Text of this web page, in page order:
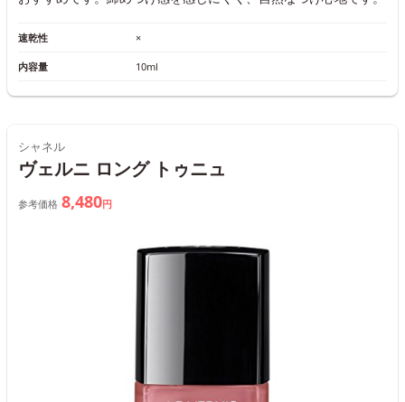
速乾性 ×
内容量 10ml
シャネル
ヴェルニ ロング トゥニュ
参考価格 8,480円